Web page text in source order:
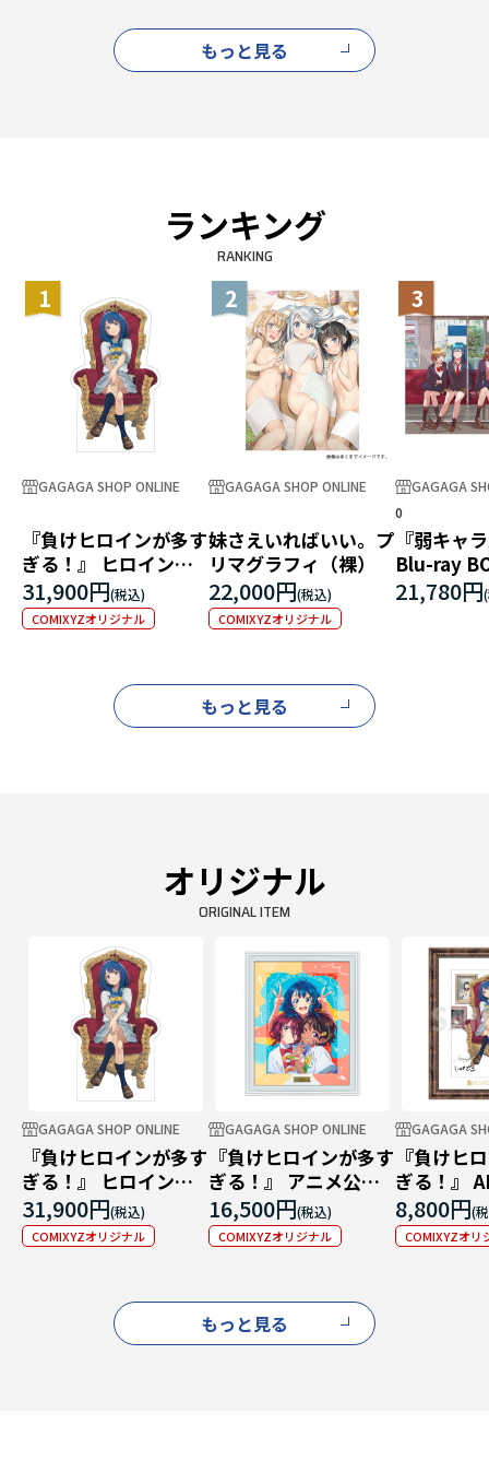
もっと見る
ランキング
RANKING
1
GAGAGA SHOP ONLINE
『負けヒロインが多す
ぎる！』 ヒロインパ
ネル
31,900円
COMIXYZオリジナル
2
GAGAGA SHOP ONLINE
妹さえいればいい。プ
リマグラフィ（裸）
22,000円
COMIXYZオリジナル
3
GAGAGA
0
『弱キャ
Blu-ray
ゲームエ
21,780円
もっと見る
オリジナル
ORIGINAL ITEM
GAGAGA SHOP ONLINE
『負けヒロインが多す
ぎる！』 ヒロインパ
ネル
31,900円
COMIXYZオリジナル
GAGAGA SHOP ONLINE
『負けヒロインが多す
ぎる！』 アニメ公式
ガイド 複製原画
16,500円
COMIXYZオリジナル
GAGAGA
『負けヒ
ぎる！』
複製原画
8,800円
COMIXYZオリ
もっと見る